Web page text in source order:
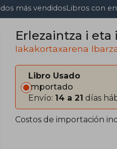
más vendidosLibros con
Erlezaintza i eta
Iakakortaxarena
Libro Usado
Importado
Envío: 14 a 21 días
Costos de importación